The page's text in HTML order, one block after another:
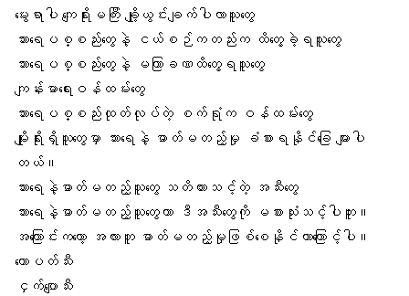
မွေးရာပါ ကျေရိုးမကြီး ချို့ယွင်းချက်ပါလာသူတွေ
သားရေပစ္စည်းတွေနဲ့ ငယ်စဉ်ကတည်းက ထိတွေ့ခဲ့ရသူတွေ
သားရေပစ္စည်းတွေနဲ့ မကြာခဏထိတွေ့ရသူတွေ
ကျန်းမာရေးဝန်ထမ်းတွေ
သားရေပစ္စည်းထုတ်လုပ်တဲ့ စက်ရုံက ဝန်ထမ်းတွေ
မျိုးရိုးရှိသူတွေမှာ သားရေနဲ့ ဓာတ်မတည့်မှု ခံစားရနိုင်ခြေ များပါ
တယ်။
သားရေနဲ့ဓာတ်မတည့်သူတွေ သတိထားသင့်တဲ့ အသီးတွေ
သားရေနဲ့ဓာတ်မတည့်သူတွေဟာ ဒီအသီးတွေကို မစားသုံးသင့်ပါဘူး။
အကြောင်းကတော့ အလားတူ ဓာတ်မတည့်မှုဖြစ်စေနိုင်တာကြောင့်ပါ။
ထောပတ်သီး
ငှက်ပျောသီး